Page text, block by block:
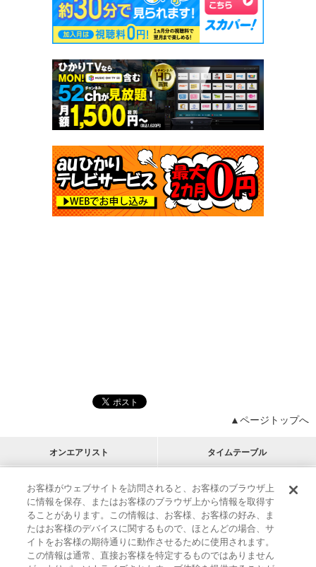
▲ページトップへ
オンエアリスト タイムテーブル
プログラムリスト チャート
アーティストリスト
M-ON!
RECOMMEND
リクエスト
インフォメーション | プレゼント&ご招待
MUSIC ON! TV（エムオン!）とは？ | サポート
お客様がウェブサイトを訪問されると、お客様のブラウザ上
に情報を保存、またはお客様のブラウザ上から情報を取得す
ることがあります。この情報は、お客様、お客様の好み、ま
たはお客様のデバイスに関するもので、ほとんどの場合、サ
イトをお客様の期待通りに動作させるために使用されます。
この情報は通常、直接お客様を特定するものではありません